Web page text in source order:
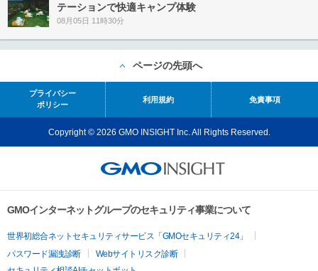
テーションで快適キャンプ体験
08月05日 11時30分
ページの先頭へ
プライバシー
ポリシー
利用規約 免責事項
Copyright © 2026 GMO INSIGHT Inc. All Rights Reserved.
GMOインターネットグループのセキュリティ事業について
世界初総合ネットセキュリティサービス「GMOセキュリティ24」
パスワード漏洩診断
Webサイトリスク診断